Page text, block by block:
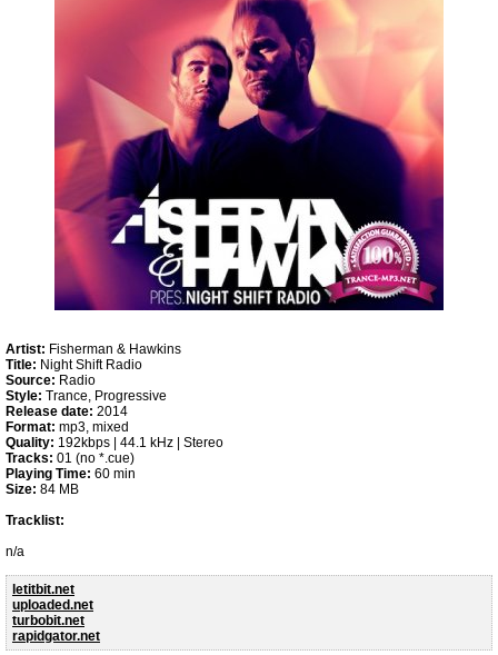
Artist: Fisherman & Hawkins
Title: Night Shift Radio
Source: Radio
Style: Trance, Progressive
Release date: 2014
Format: mp3, mixed
Quality: 192kbps | 44.1 kHz | Stereo
Tracks: 01 (no *.cue)
Playing Time: 60 min
Size: 84 MB
Tracklist:
n/a
letitbit.net
uploaded.net
turbobit.net
rapidgator.net